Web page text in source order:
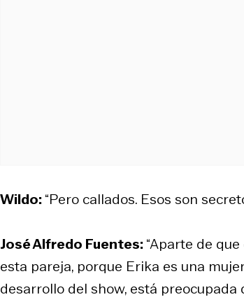
Wildo:“Pero callados. Esos son
José Alfredo Fuentes:“Aparte de
esta pareja, porque Erika es una
desarrollo del show, está preocupada